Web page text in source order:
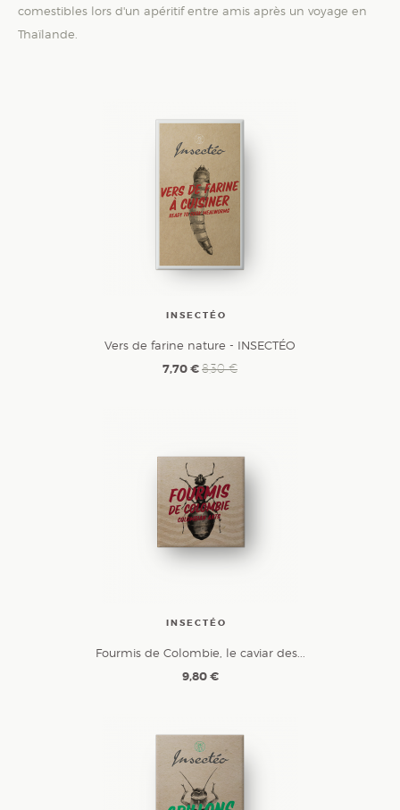
comestibles lors d'un apéritif entre amis après un voyage en
Thaïlande.
INSECTÉO
Vers de farine nature - INSECTÉO
7,70 €8,30 €
INSECTÉO
Fourmis de Colombie, le caviar des...
9,80 €